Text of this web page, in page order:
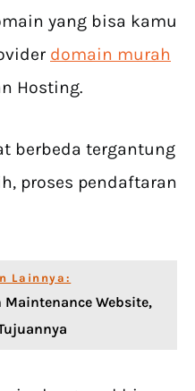
yang bisa kamu
domain murah
Hosting.
berbeda tergantung
proses pendaftaran
Lainnya:
Maintenance Website,